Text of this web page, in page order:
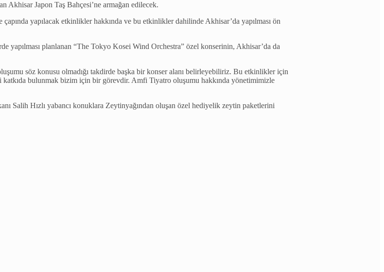
Akhisar Japon Taş Bahçesi’ne armağan edilecek.
yapılacak etkinlikler hakkında ve bu etkinlikler dahilinde Akhisar’da yapılması ön
planlanan “The Tokyo Kosei Wind Orchestra” özel konserinin, Akhisar’da da
söz konusu olmadığı takdirde başka bir konser alanı belirleyebiliriz. Bu etkinlikler için
bulunmak bizim için bir görevdir. Amfi Tiyatro oluşumu hakkında yönetimimizle
Salih Hızlı yabancı konuklara Zeytinyağından oluşan özel hediyelik zeytin paketlerini